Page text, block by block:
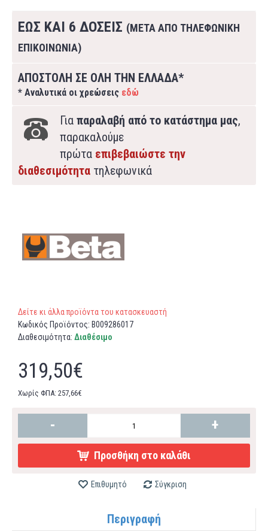
ΕΩΣ ΚΑΙ 6 ΔΟΣΕΙΣ (ΜΕΤΑ ΑΠΟ ΤΗΛΕΦΩΝΙΚΗ
ΕΠΙΚΟΙΝΩΝΙΑ)
ΑΠΟΣΤΟΛΗ ΣΕ ΟΛΗ ΤΗΝ ΕΛΛΑΔΑ*
* Αναλυτικά οι χρεώσεις εδώ
Για παραλαβή από το κατάστημα μας,
παρακαλούμε
πρώτα επιβεβαιώστε την
διαθεσιμότητα τηλεφωνικά
Δείτε κι άλλα προϊόντα του κατασκευαστή
Κωδικός Προϊόντος: B009286017
Διαθεσιμότητα: Διαθέσιμο
319,50€
Χωρίς ΦΠΑ: 257,66€
- +
Προσθήκη στο καλάθι
Επιθυμητό Σύγκριση
Περιγραφή